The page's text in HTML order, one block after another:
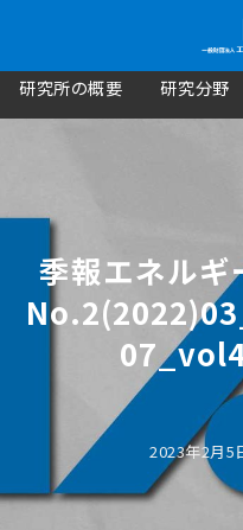
研究所の概要 研究分野
季報エネル
2023年2月5